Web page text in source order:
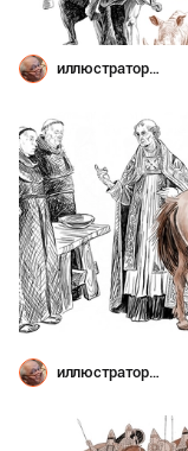
иллюстратор
иллюстратор